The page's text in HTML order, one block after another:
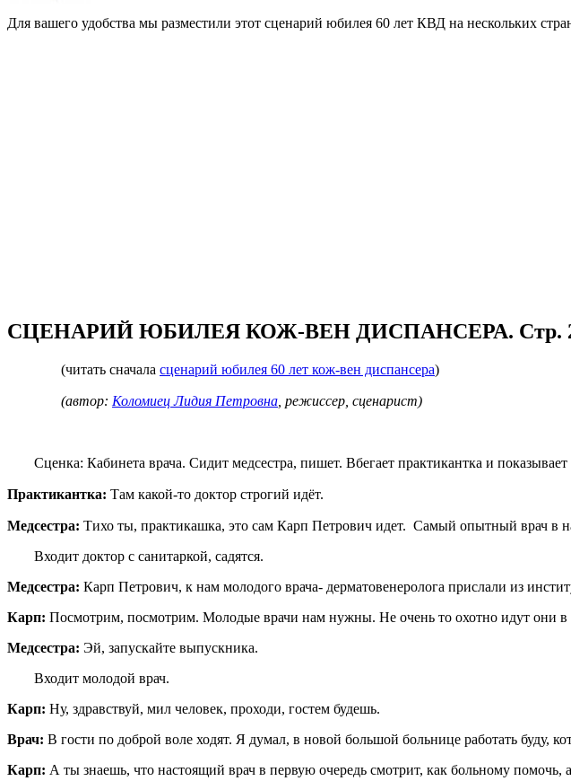
Для вашего удобства мы разместили этот сценарий юбилея 60 лет КВД на нескольких
СЦЕНАРИЙ ЮБИЛЕЯ КОЖ-ВЕН ДИСПАНСЕРА. Стр.
(читать сначала сценарий юбилея 60 лет кож-вен диспансера)
(автор: Коломиец Лидия Петровна , режиссер, сценарист)
Сценка: Кабинета врача. Сидит медсестра, пишет. Вбегает практикантка и показывает
Практикантка: Там какой-то доктор строгий идёт.
Медсестра: Тихо ты, практикашка, это сам Карп Петрович идет. Самый опытный врач в
Входит доктор с санитаркой, садятся.
Медсестра: Карп Петрович, к нам молодого врача- дерматовенеролога прислали из
Карп: Посмотрим, посмотрим. Молодые врачи нам нужны. Не очень то охотно идут они
Медсестра: Эй, запускайте выпускника.
Входит молодой врач.
Карп: Ну, здравствуй, мил человек, проходи, гостем будешь.
Врач: В гости по доброй воле ходят. Я думал, в новой большой больнице работать буду,
Карп: А ты знаешь, что настоящий врач в первую очередь смотрит, как больному